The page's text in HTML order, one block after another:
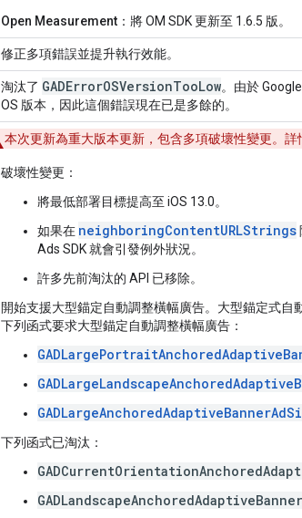
Open Measurement ：將 OM SDK 更新至 1.6.5 版。
修正多項錯誤並提升執行效能。
淘汰了 GADErrorOSVersionTooLow。由於
OS 版本，因此這個錯誤現在已是多餘的。
本次更新為重大版本更新，包含多項破壞性變更。詳
破壞性變更 ：
將最低部署目標提高至 iOS 13.0。
如果在 neighboringContentURLStrings
Ads SDK就會引發例外狀況。
許多先前淘汰的 API 已移除。
開始支援大型錨定自動調整橫幅廣告。大型錨定式
下列函式要求大型錨定自動調整橫幅廣告：
下列函式已淘汰：